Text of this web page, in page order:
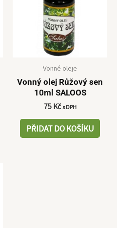
Vonné oleje
Vonný olej Růžový sen
10ml SALOOS
75 Kč s DPH
PŘIDAT DO KOŠÍKU